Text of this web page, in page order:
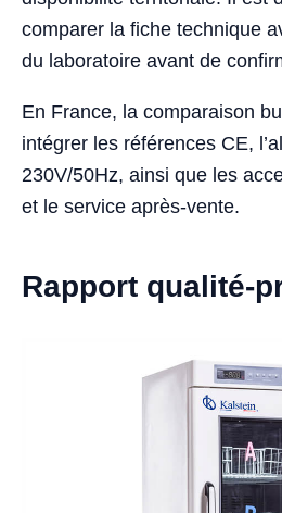
comparer la fiche technique
du laboratoire avant de
En France, la comparaison
intégrer les références CE,
230V/50Hz, ainsi que les
et le service après-vente.
Rapport qualité-